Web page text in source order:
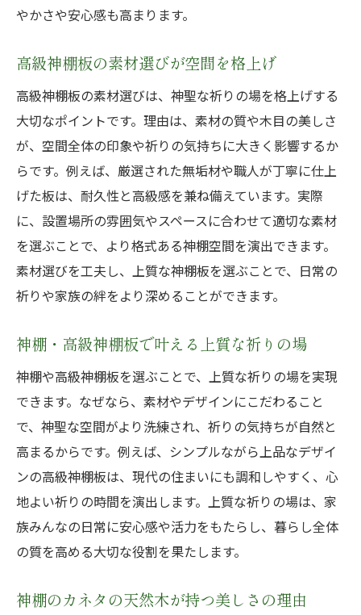
神棚のカネタ推奨の木材とその特徴
神棚にふさわしい木の美しさを徹底比較
神棚板に最適な木製素材の選び方ガイド
神棚と相性の良い木材の選定基準とは
モダン神棚におすすめの天然木活用術
神棚・高級神棚板で演出するモダン空間
神棚のカネタ流モダン神棚の選び方と工夫
神棚いまどきデザインに合う木材の特徴
貼る神棚や置物と調和する天然木の活用法
神棚セットと相性抜群の天然木コーデ術
神棚のカネタが語る高級神棚板の魅力
神棚のカネタ厳選の高級神棚板の魅力紹介
天然木の質感が高級神棚板で際立つ理由
神棚・高級神棚板が伝える職人技の美しさ
神棚に合う木製板のこだわりポイント
高級神棚板を選ぶ際の神棚・カネタ基準
神棚のカネタおすすめ高級神棚板の活用法
神棚のタブーと天然木選びの注意点
神棚に置いてはいけない物と木材の関係性
やかさや安心感も高まります。
高級神棚板の素材選びが空間を格上げ
高級神棚板の素材選びは、神聖な祈りの場を格上げする
大切なポイントです。理由は、素材の質や木目の美しさ
が、空間全体の印象や祈りの気持ちに大きく影響するか
らです。例えば、厳選された無垢材や職人が丁寧に仕上
げた板は、耐久性と高級感を兼ね備えています。実際
に、設置場所の雰囲気やスペースに合わせて適切な素材
を選ぶことで、より格式ある神棚空間を演出できます。
素材選びを工夫し、上質な神棚板を選ぶことで、日常の
祈りや家族の絆をより深めることができます。
神棚・高級神棚板で叶える上質な祈りの場
神棚や高級神棚板を選ぶことで、上質な祈りの場を実現
できます。なぜなら、素材やデザインにこだわること
で、神聖な空間がより洗練され、祈りの気持ちが自然と
高まるからです。例えば、シンプルながら上品なデザイ
ンの高級神棚板は、現代の住まいにも調和しやすく、心
地よい祈りの時間を演出します。上質な祈りの場は、家
族みんなの日常に安心感や活力をもたらし、暮らし全体
の質を高める大切な役割を果たします。
神棚のカネタの天然木が持つ美しさの理由